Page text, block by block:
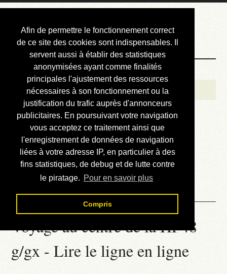
Afin de permettre le fonctionnement correct
de ce site des cookies sont indispensables. Il
servent aussi à établir des statistiques
anonymisées ayant comme finalités
principales l'ajustement des ressources
nécessaires à son fonctionnement ou la
justification du trafic auprès d'annonceurs
publicitaires. En poursuivant votre navigation
vous acceptez ce traitement ainsi que
l'enregistrement de données de navigation
liées à votre adresse IP, en particulier à des
fins statistiques, de debug et de lutte contre
le piratage. Pour en savoir plus
Compris
Courbis, « LE »
Blog Officiel
Bienvenue
Réalisations
Divers (et d’été)
Annonces
Liens externes
Téléchargement
Contact
Voyage au centre de la HP48
g/gx - Lire le ligne en ligne